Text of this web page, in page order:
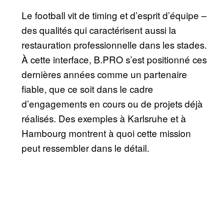
Le football vit de timing et d’esprit d’équipe –
des qualités qui caractérisent aussi la
restauration professionnelle dans les stades.
À cette interface, B.PRO s’est positionné ces
dernières années comme un partenaire
fiable, que ce soit dans le cadre
d’engagements en cours ou de projets déjà
réalisés. Des exemples à Karlsruhe et à
Hambourg montrent à quoi cette mission
peut ressembler dans le détail.